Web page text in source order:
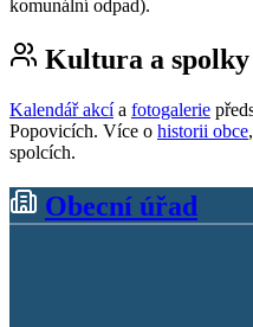
komunální odpad).
Kultura a spolky
Kalendář akcía fotogalerie
Popovicích. Více o historii obce,
spolcích.
Obecní úřad